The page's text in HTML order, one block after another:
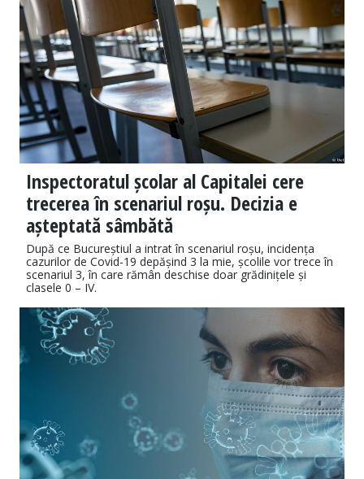
Inspectoratul școlar al Capitalei cere
trecerea în scenariul roșu. Decizia e
așteptată sâmbătă
După ce Bucureștiul a intrat în scenariul roșu, incidența
cazurilor de Covid-19 depășind 3 la mie, școlile vor trece în
scenariul 3, în care rămân deschise doar grădinițele și
clasele 0 – IV.